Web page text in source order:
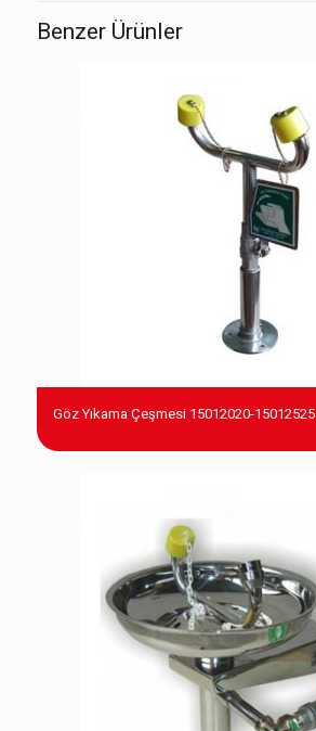
Benzer Ürünler
Göz Yıkama Çeşmesi 15012020-15012525